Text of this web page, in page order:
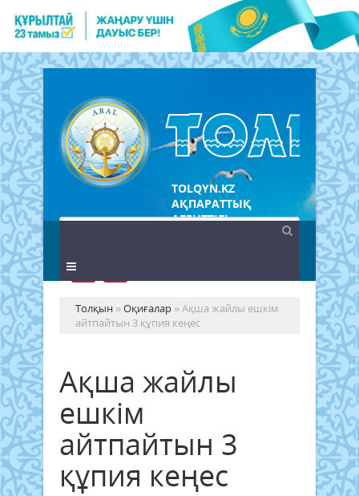
TOLQYN.KZ
АҚПАРАТТЫҚ
АГЕНТТІГІ
Толқын »Оқиғалар » Ақша жайлы ешкім
айтпайтын 3 құпия кеңес
Ақша жайлы
ешкім
айтпайтын 3
құпия кеңес